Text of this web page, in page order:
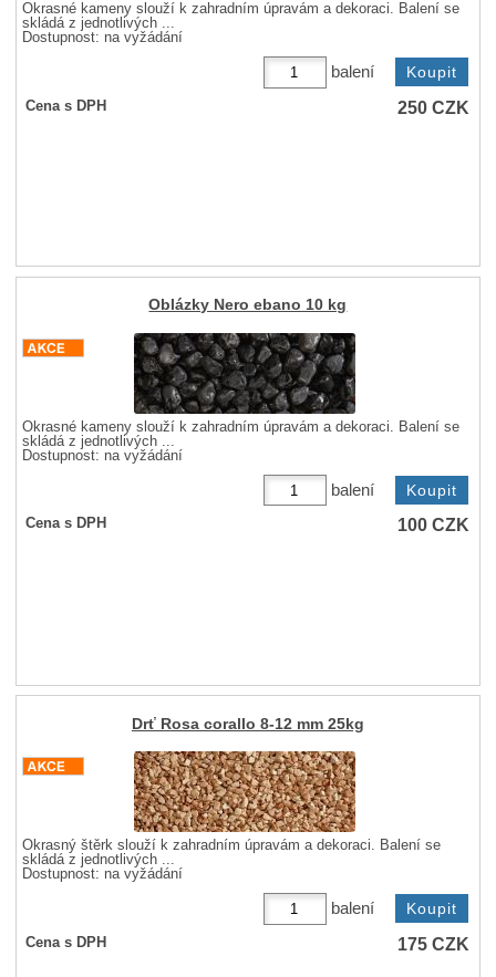
Okrasné kameny slouží k zahradním úpravám a dekoraci. Balení se
skládá z jednotlivých ...
Dostupnost: na vyžádání
balení
Cena s DPH 250CZK
Oblázky Nero ebano 10 kg
Okrasné kameny slouží k zahradním úpravám a dekoraci. Balení se
skládá z jednotlivých ...
Dostupnost: na vyžádání
balení
Cena s DPH 100CZK
Drť Rosa corallo 8-12 mm 25kg
Okrasný štěrk slouží k zahradním úpravám a dekoraci. Balení se
skládá z jednotlivých ...
Dostupnost: na vyžádání
balení
Cena s DPH 175CZK